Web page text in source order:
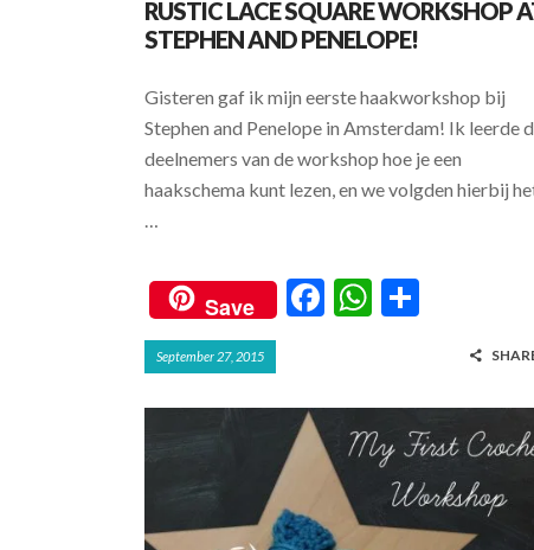
RUSTIC LACE SQUARE WORKSHOP
STEPHEN AND PENELOPE!
Gisteren gaf ik mijn eerste haakworkshop bij
Stephen and Penelope in Amsterdam! Ik leerde
deelnemers van de workshop hoe je een
haakschema kunt lezen, en we volgden hierbij
…
Save
F
b
o
o
k
W
s
A
p
e
September 27, 2015